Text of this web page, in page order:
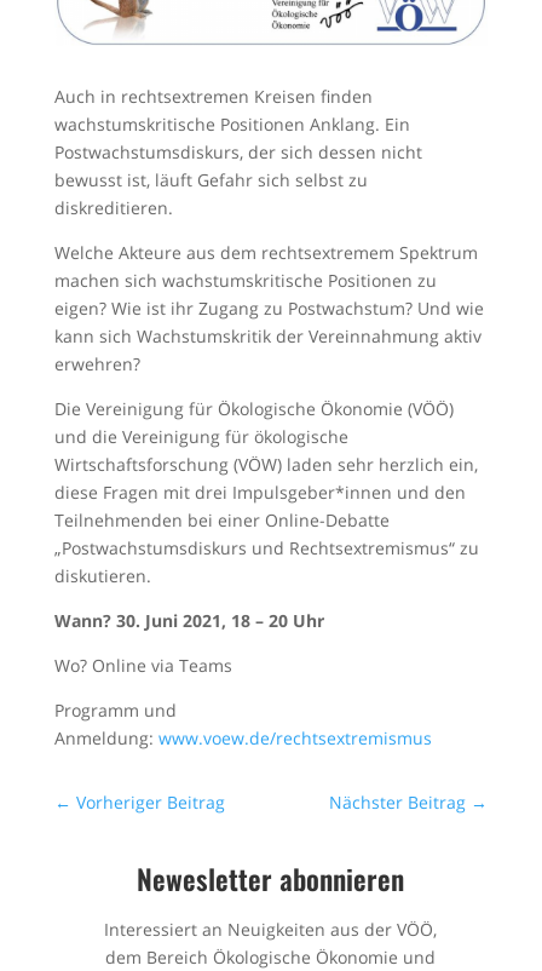
Auch in rechtsextremen Kreisen finden
wachstumskritische Positionen Anklang. Ein
Postwachstumsdiskurs, der sich dessen nicht
bewusst ist, läuft Gefahr sich selbst zu
diskreditieren.
Welche Akteure aus dem rechtsextremem Spektrum
machen sich wachstumskritische Positionen zu
eigen? Wie ist ihr Zugang zu Postwachstum? Und wie
kann sich Wachstumskritik der Vereinnahmung aktiv
erwehren?
Die Vereinigung für Ökologische Ökonomie (VÖÖ)
und die Vereinigung für ökologische
Wirtschaftsforschung (VÖW) laden sehr herzlich ein,
diese Fragen mit drei Impulsgeber*innen und den
Teilnehmenden bei einer Online-Debatte
„Postwachstumsdiskurs und Rechtsextremismus“ zu
diskutieren.
Wann? 30. Juni 2021, 18 – 20 Uhr
Wo? Online via Teams
Programm und
Anmeldung: www.voew.de/rechtsextremismus
← Vorheriger Beitrag Nächster Beitrag →
Newesletter abonnieren
Interessiert an Neuigkeiten aus der VÖÖ,
dem Bereich Ökologische Ökonomie und